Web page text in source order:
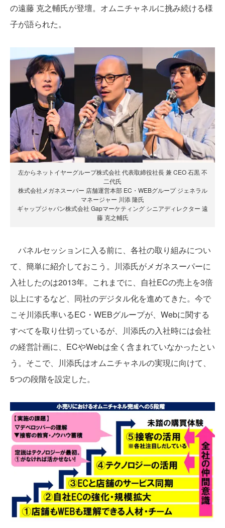
の遠藤 克之輔氏が登壇。オムニチャネルに挑み続ける様
子が語られた。
左からネットイヤーグループ株式会社 代表取締役社長 兼 CEO 石黒 不
二代氏
株式会社メガネスーパー 店舗運営本部 EC・WEBグループ ジェネラル
マネージャー 川添 隆氏
ギャップジャパン株式会社 Gapマーケティング シニアディレクター 遠
藤 克之輔氏
パネルセッションに入る前に、各社の取り組みについ
て、簡単に紹介しておこう。川添氏がメガネスーパーに
入社したのは2013年。これまでに、自社ECの売上を3倍
以上にするなど、同社のデジタル化を進めてきた。今で
こそ川添氏率いるEC・WEBグループが、Webに関する
すべてを取り仕切っているが、川添氏の入社時には会社
の経営計画に、ECやWebは全く含まれていなかったとい
う。そこで、川添氏はオムニチャネルの実現に向けて、
5つの段階を設定した。